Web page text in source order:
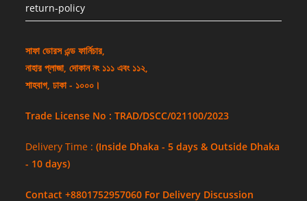
return-policy
সাফা ডোরস এন্ড ফার্নিচার,
নাহার প্লাজা, দোকান নং ১১১ এবং ১১২,
শাহবাগ, ঢাকা - ১০০০।
Trade License No : TRAD/DSCC/021100/2023
Delivery Time :(Inside Dhaka - 5 days & Outside Dhaka
- 10 days)
Contact +8801752957060 For Delivery Discussion